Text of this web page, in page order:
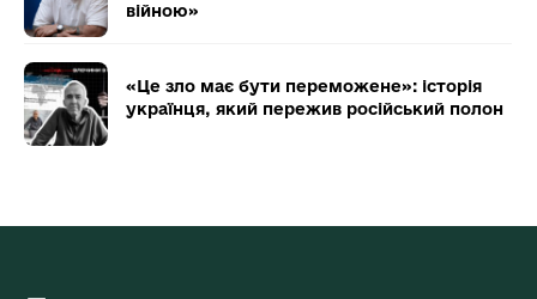
війною»
«Це зло має бути переможене»: історія
українця, який пережив російський полон